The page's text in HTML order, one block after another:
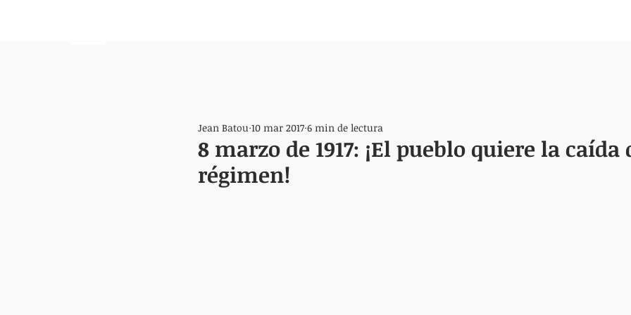
8 marzo de 1917: ¡El pueblo quiere la caída
régimen!
Jean Batou 10 mar 2017 6 min de lectura